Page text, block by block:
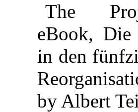
The
eBook, Die
in den
by Albert